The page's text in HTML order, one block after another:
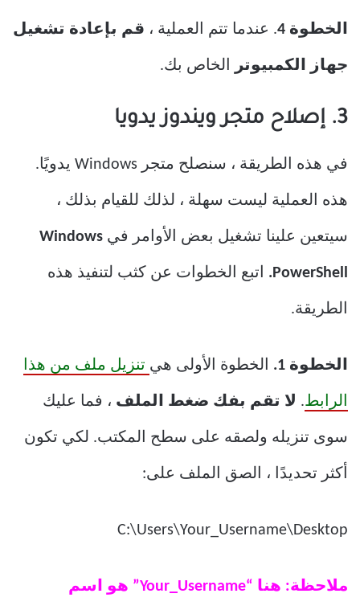
الخطوة 4 . عندما تتم العملية ، قم بإعادة تشغيل
جهاز الكمبيوتر الخاص بك.
3. إصلاح متجر ويندوز يدويا
في هذه الطريقة ، سنصلح متجر Windows يدويًا.
هذه العملية ليست سهلة ، لذلك للقيام بذلك ،
سيتعين علينا تشغيل بعض الأوامر في Windows
PowerShell. اتبع الخطوات عن كثب لتنفيذ هذه
الطريقة.
الخطوة 1. الخطوة الأولى هي تنزيل ملف من هذا
الرابط. لا تقم بفك ضغط الملف ، فما عليك
سوى تنزيله ولصقه على سطح المكتب. لكي تكون
أكثر تحديدًا ، الصق الملف على:
C:\Users\Your_Username\Desktop
ملاحظة: هنا “Your_Username” هو اسم